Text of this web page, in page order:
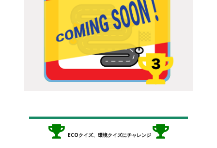
ECOクイズ、環境クイズにチャレンジ